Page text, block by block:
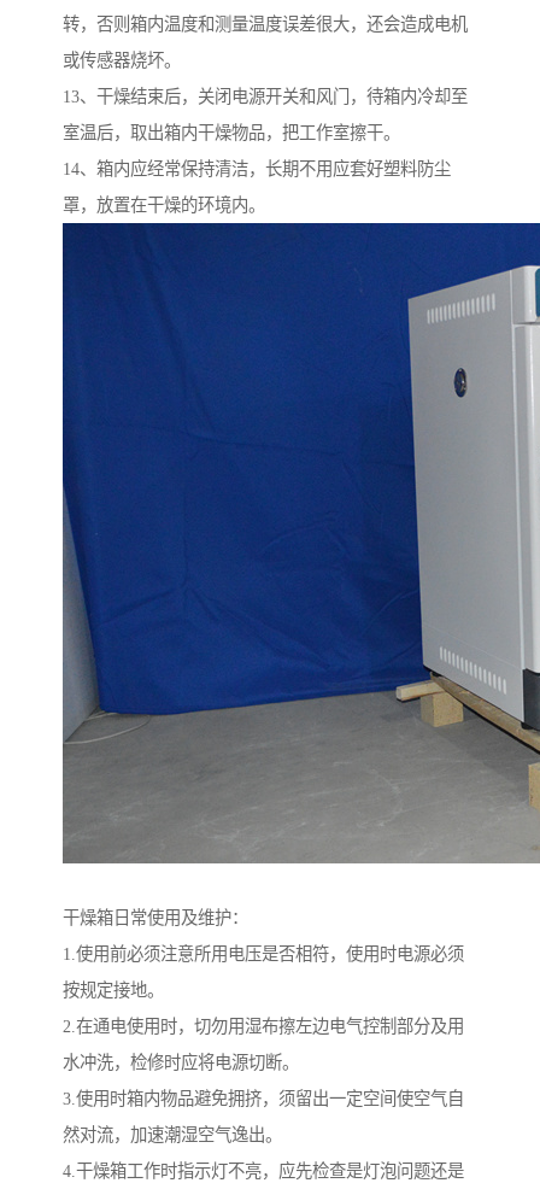
转，否则箱内温度和测量温度误差很大，还会造成电机
或传感器烧坏。
13、干燥结束后，关闭电源开关和风门，待箱内冷却至
室温后，取出箱内干燥物品，把工作室擦干。
14、箱内应经常保持清洁，长期不用应套好塑料防尘
罩，放置在干燥的环境内。
干燥箱日常使用及维护：
1.使用前必须注意所用电压是否相符，使用时电源必须
按规定接地。
2.在通电使用时，切勿用湿布擦左边电气控制部分及用
水冲洗，检修时应将电源切断。
3.使用时箱内物品避免拥挤，须留出一定空间使空气自
然对流，加速潮湿空气逸出。
4.干燥箱工作时指示灯不亮，应先检查是灯泡问题还是